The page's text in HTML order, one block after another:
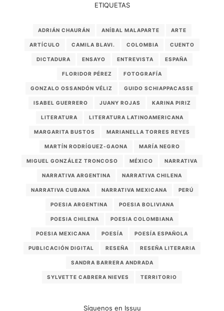
ETIQUETAS
ADRIÁN CHAURÁN ANÍBAL MALAPARTE ARTE
ARTÍCULO CAMILA BLAVI. COLOMBIA CUENTO
DICTADURA ENSAYO ENTREVISTA ESPAÑA
FLORIDOR PÉREZ FOTOGRAFÍA
GONZALO OSSANDÓN VÉLIZ GUIDO SCHIAPPACASSE
ISABEL GUERRERO JUANY ROJAS KARINA PIRIZ
LITERATURA LITERATURA LATINOAMERICANA
MARGARITA BUSTOS MARIANELLA TORRES REYES
MARTÍN RODRÍGUEZ-GAONA MARÍA NEGRO
MIGUEL GONZÁLEZ TRONCOSO MÉXICO NARRATIVA
NARRATIVA ARGENTINA NARRATIVA CHILENA
NARRATIVA CUBANA NARRATIVA MEXICANA PERÚ
POESIA ARGENTINA POESIA BOLIVIANA
POESIA CHILENA POESIA COLOMBIANA
POESIA MEXICANA POESÍA POESÍA ESPAÑOLA
PUBLICACIÓN DIGITAL RESEÑA RESEÑA LITERARIA
SANDRA BARRERA ANDRADA
SYLVETTE CABRERA NIEVES TERRITORIO
Síguenos en Issuu